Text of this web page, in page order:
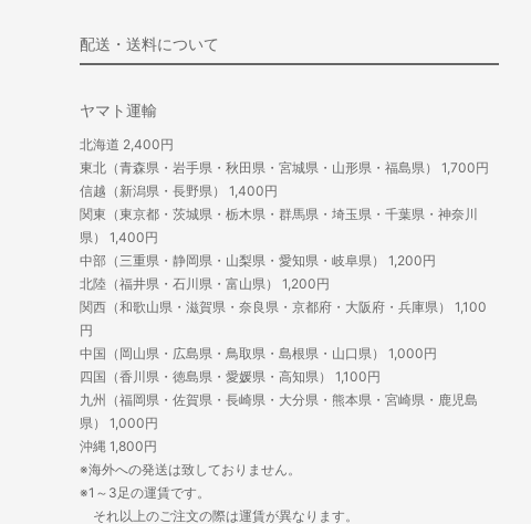
配送・送料について
ヤマト運輸
北海道 2,400円
東北（青森県・岩手県・秋田県・宮城県・山形県・福島県） 1,700円
信越（新潟県・長野県） 1,400円
関東（東京都・茨城県・栃木県・群馬県・埼玉県・千葉県・神奈川
県） 1,400円
中部（三重県・静岡県・山梨県・愛知県・岐阜県） 1,200円
北陸（福井県・石川県・富山県） 1,200円
関西（和歌山県・滋賀県・奈良県・京都府・大阪府・兵庫県） 1,100
円
中国（岡山県・広島県・鳥取県・島根県・山口県） 1,000円
四国（香川県・徳島県・愛媛県・高知県） 1,100円
九州（福岡県・佐賀県・長崎県・大分県・熊本県・宮崎県・鹿児島
県） 1,000円
沖縄 1,800円
※海外への発送は致しておりません。
※1～3足の運賃です。
それ以上のご注文の際は運賃が異なります。